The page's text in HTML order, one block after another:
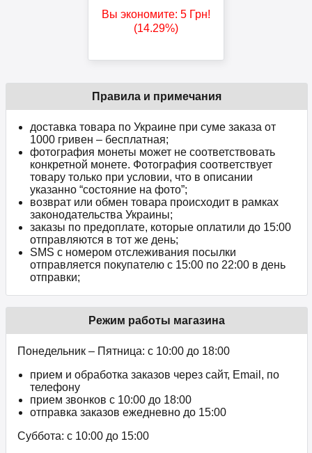
Вы экономите: 5 Грн!
(14.29%)
Правила и примечания
доставка товара по Украине при суме заказа от
1000 гривен – бесплатная;
фотография монеты может не соответствовать
конкретной монете. Фотография соответствует
товару только при условии, что в описании
указанно “состояние на фото”;
возврат или обмен товара происходит в рамках
законодательства Украины;
заказы по предоплате, которые оплатили до 15:00
отправляются в тот же день;
SMS с номером отслеживания посылки
отправляется покупателю с 15:00 по 22:00 в день
отправки;
Режим работы магазина
Понедельник – Пятница: с 10:00 до 18:00
прием и обработка заказов через сайт, Email, по
телефону
прием звонков c 10:00 до 18:00
отправка заказов ежедневно до 15:00
Суббота: с 10:00 до 15:00